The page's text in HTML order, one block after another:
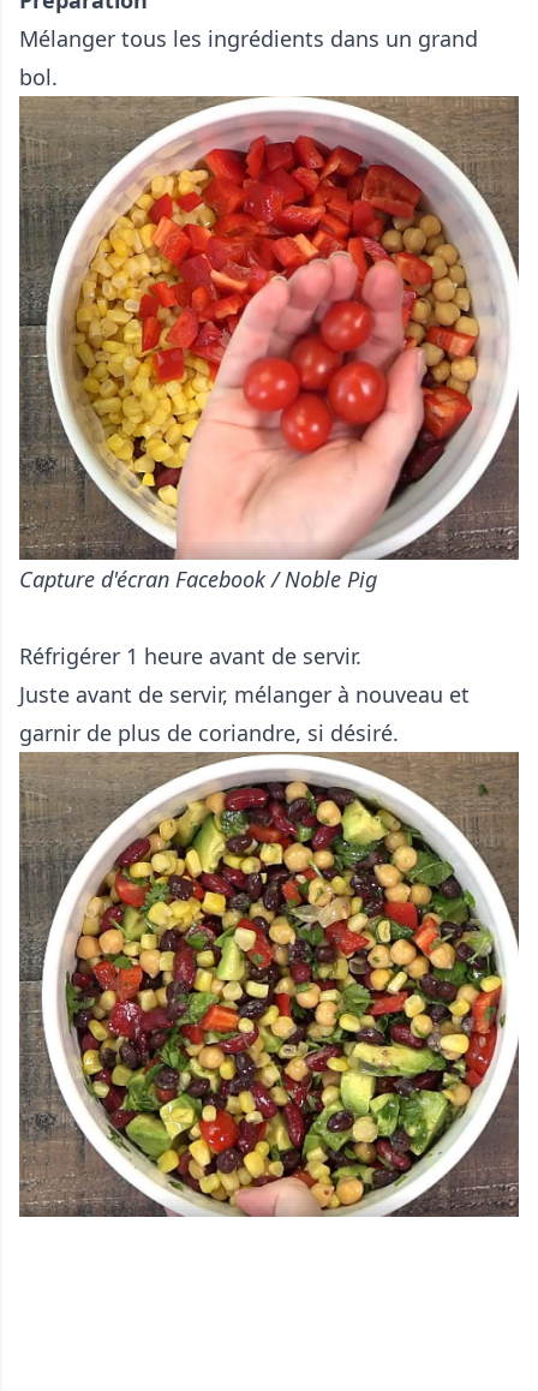
Mélanger tous les ingrédients dans un grand
bol.
Capture d'écran Facebook / Noble Pig
Réfrigérer 1 heure avant de servir.
Juste avant de servir, mélanger à nouveau et
garnir de plus de coriandre, si désiré.